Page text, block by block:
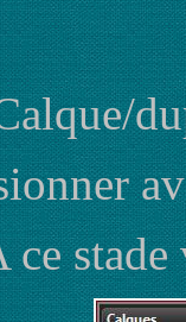
ce